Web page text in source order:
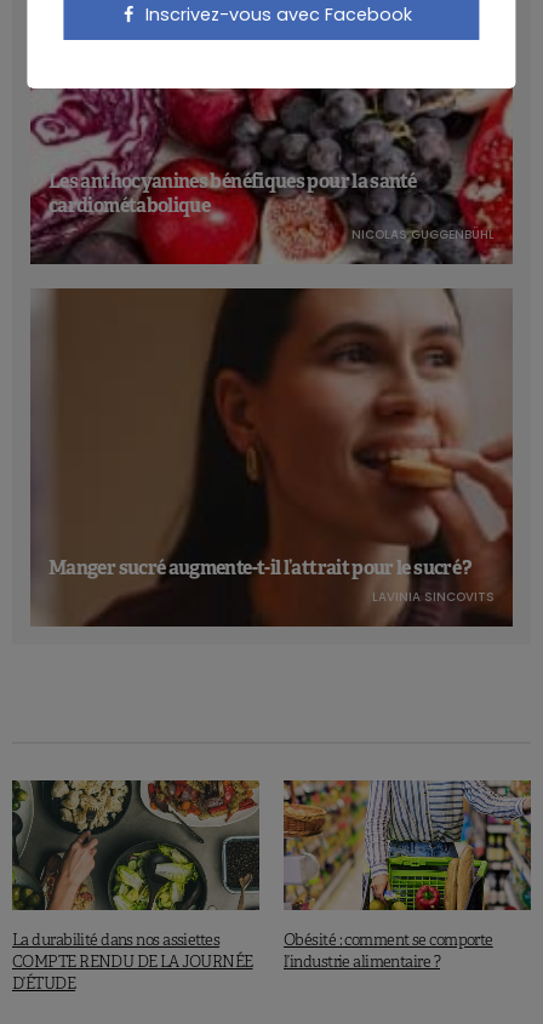
Les anthocyanines bénéfiques pour la santé
cardiométabolique
NICOLAS GUGGENBÜHL
Manger sucré augmente-t-il l’attrait pour le sucré ?
LAVINIA SINCOVITS
La durabilité dans nos assiettes
COMPTE RENDU DE LA JOURNÉE
D’ÉTUDE
Obésité : comment se comporte
l’industrie alimentaire ?
Inscrivez-vous avec Facebook